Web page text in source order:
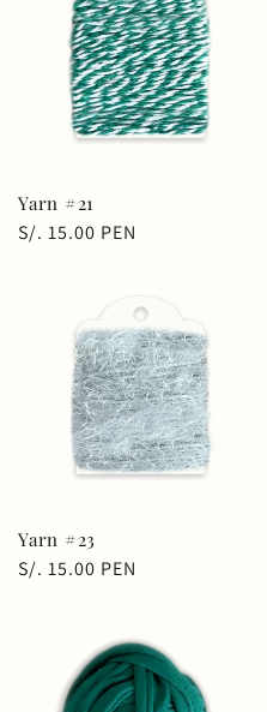
Yarn #21
Precio
S/. 15.00 PEN
Yarn #23
Precio
S/. 15.00 PEN